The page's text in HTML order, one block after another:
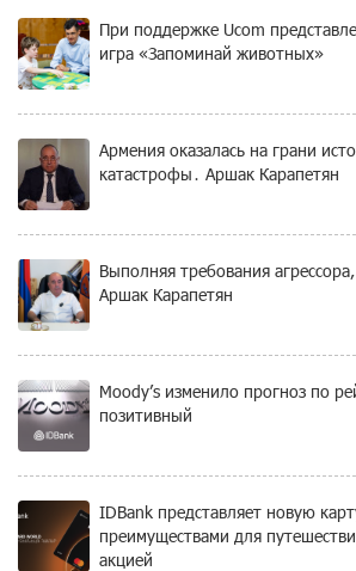
При поддержке Ucom
игра «Запоминай животных»
Армения оказалась на грани
катастрофы․ Аршак Карапетян
Выполняя требования
Аршак Карапетян
Moody’s изменило прогноз по
позитивный
IDBank представляет новую
преимуществами для
акцией